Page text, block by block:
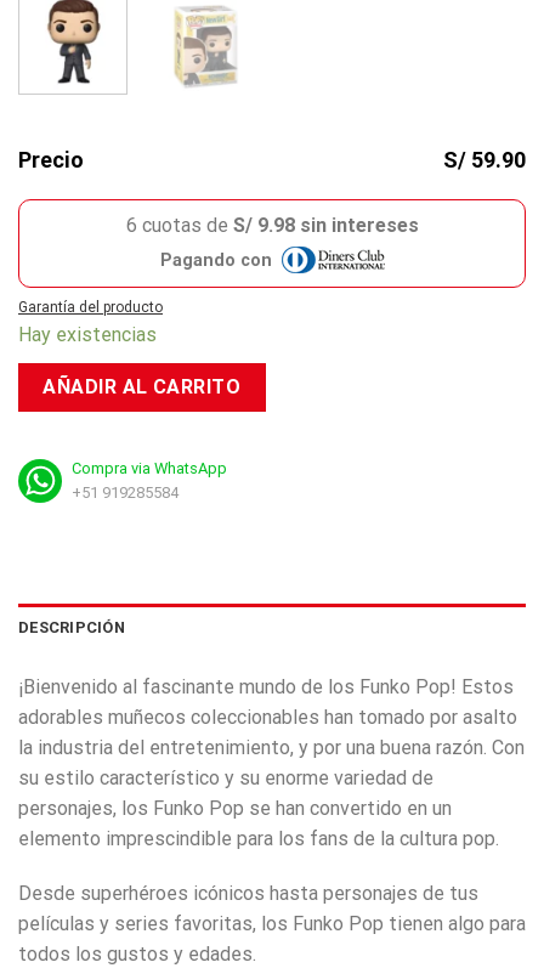
Precio S/ 59.90
6 cuotas de S/ 9.98 sin intereses
Pagando con
Garantía del producto
Hay existencias
AÑADIR AL CARRITO
Compra via WhatsApp
+51 919285584
DESCRIPCIÓN
¡Bienvenido al fascinante mundo de los Funko Pop! Estos
adorables muñecos coleccionables han tomado por asalto
la industria del entretenimiento, y por una buena razón. Con
su estilo característico y su enorme variedad de
personajes, los Funko Pop se han convertido en un
elemento imprescindible para los fans de la cultura pop.
Desde superhéroes icónicos hasta personajes de tus
películas y series favoritas, los Funko Pop tienen algo para
todos los gustos y edades.